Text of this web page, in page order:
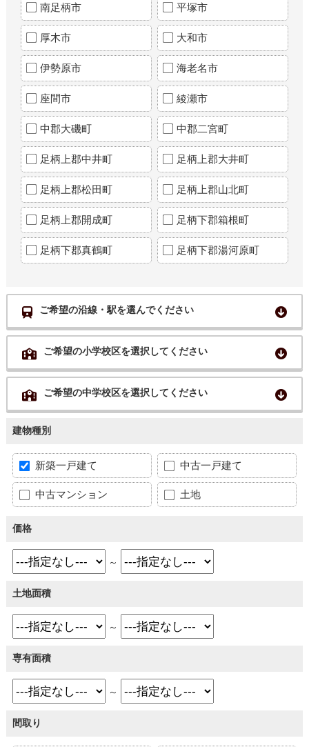
南足柄市 平塚市
厚木市 大和市
伊勢原市 海老名市
座間市 綾瀬市
中郡大磯町 中郡二宮町
足柄上郡中井町 足柄上郡大井町
足柄上郡松田町 足柄上郡山北町
足柄上郡開成町 足柄下郡箱根町
足柄下郡真鶴町 足柄下郡湯河原町
ご希望の沿線・駅を選んでください
ご希望の小学校区を選択してください
ご希望の中学校区を選択してください
建物種別
新築一戸建て 中古一戸建て
中古マンション 土地
価格
～
土地面積
～
専有面積
～
間取り